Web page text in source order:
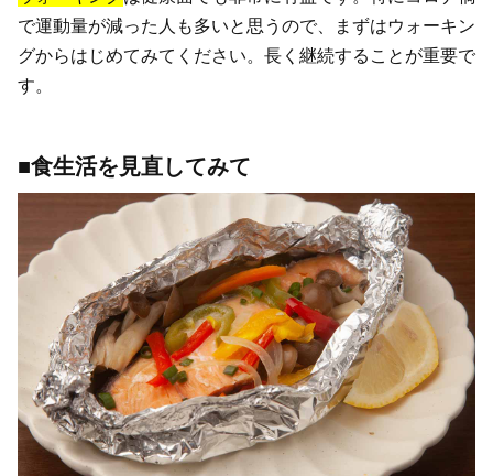
で運動量が減った人も多いと思うので、まずはウォーキン
グからはじめてみてください。長く継続することが重要で
す。
■食生活を見直してみて